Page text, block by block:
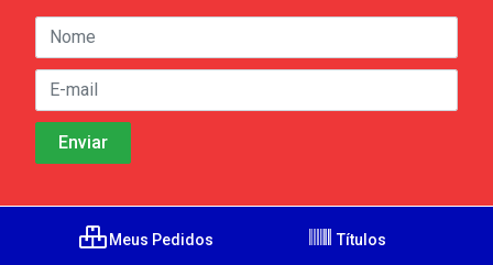
Meus Pedidos Títulos